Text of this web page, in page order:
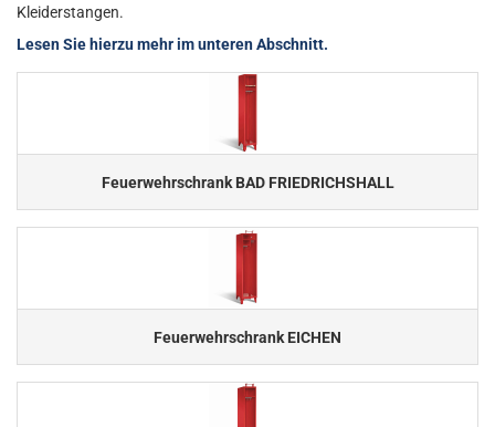
Kleiderstangen.
Lesen Sie hierzu mehr im unteren Abschnitt.
Feuerwehrschrank BAD FRIEDRICHSHALL
Feuerwehrschrank EICHEN